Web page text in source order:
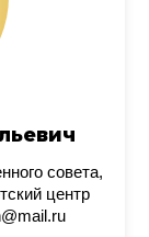
совета,
центр